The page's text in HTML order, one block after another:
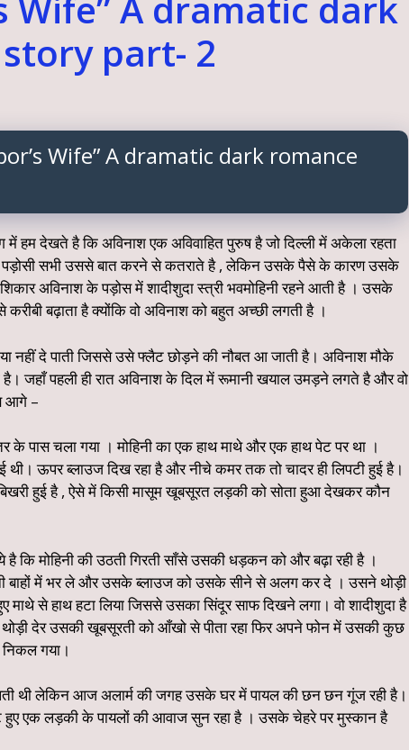
part- 2
A dramatic dark romance
देखते है कि अविनाश एक अविवाहित पुरुष है जो दिल्ली में अकेला रहता
सभी उससे बात करने से कतराते है , लेकिन उसके पैसे के कारण उसके
अविनाश के पड़ोस में शादीशुदा स्त्री भवमोहिनी रहने आती है । उसके
बढ़ाता है क्योंकि वो अविनाश को बहुत अच्छी लगती है ।
नहीं दे पाती जिससे उसे फ्लैट छोड़ने की नौबत आ जाती है। अविनाश मौके
जहाँ पहली ही रात अविनाश के दिल में रूमानी खयाल उमड़ने लगते है और वो
आगे –
के पास चला गया । मोहिनी का एक हाथ माथे और एक हाथ पेट पर था ।
थी। ऊपर ब्लाउज दिख रहा है और नीचे कमर तक तो चादर ही लिपटी हुई है।
हुई है , ऐसे में किसी मासूम खूबसूरत लड़की को सोता हुआ देखकर कौन
कि मोहिनी की उठती गिरती साँसे उसकी धड़कन को और बढ़ा रही है ।
बाहों में भर ले और उसके ब्लाउज को उसके सीने से अलग कर दे । उसने थोड़ी
माथे से हाथ हटा लिया जिससे उसका सिंदूर साफ दिखने लगा। वो शादीशुदा है
देर उसकी खूबसूरती को आँखो से पीता रहा फिर अपने फोन में उसकी कुछ
गया।
थी लेकिन आज अलार्म की जगह उसके घर में पायल की छन छन गूंज रही है।
एक लड़की के पायलों की आवाज सुन रहा है । उसके चेहरे पर मुस्कान है